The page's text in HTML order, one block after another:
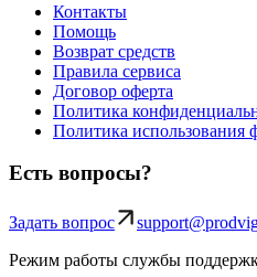
Контакты
Помощь
Возврат средств
Правила сервиса
Договор оферта
Политика
Политика использования
Есть вопросы?
Задать вопрос
Режим работы службы